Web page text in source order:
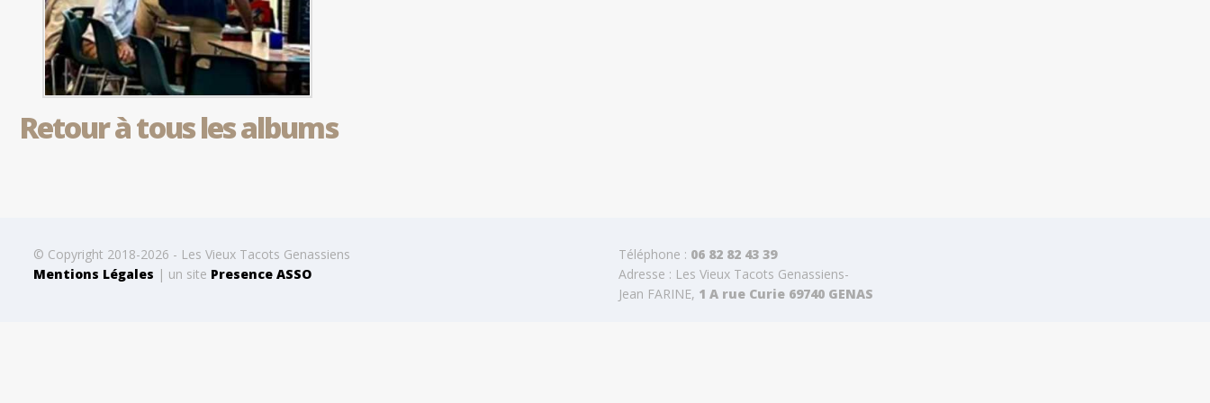
Retour à tous les albums
© Copyright 2018-2026 - Les Vieux Tacots Genassiens
Mentions Légales | un site Presence ASSO
Téléphone : 06 82 82 43 39
Adresse : Les Vieux Tacots Genassiens-
Jean FARINE, 1 A rue Curie 69740 GENAS